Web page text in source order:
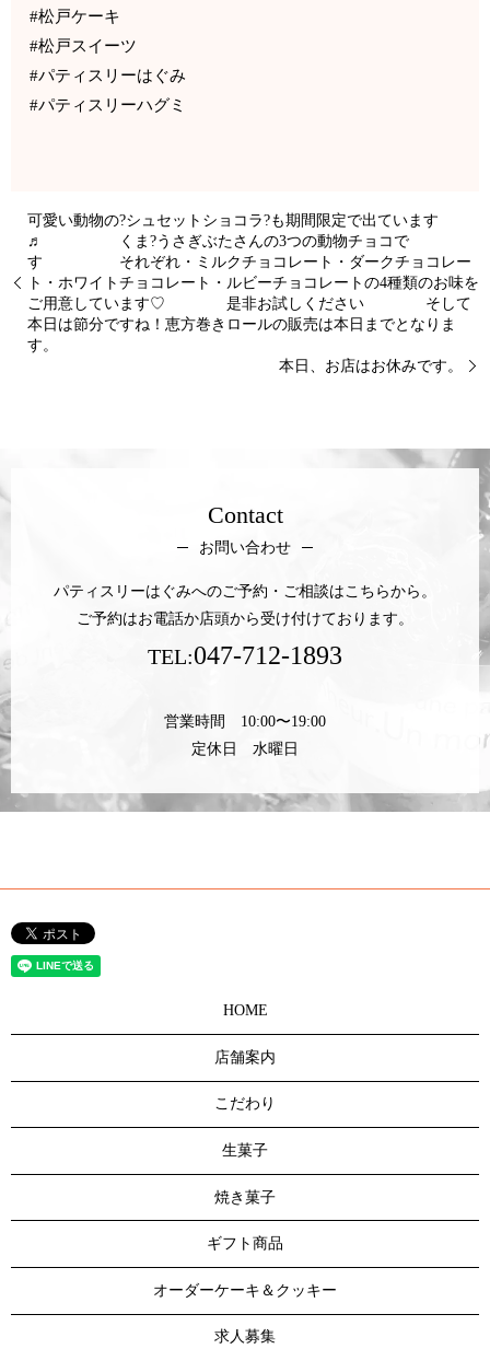
#松戸ケーキ
#松戸スイーツ
#パティスリーはぐみ
#パティスリーハグミ
可愛い動物の?シュセットショコラ?も期間限定で出ています
♬ くま?うさぎぶたさんの3つの動物チョコで
す それぞれ・ミルクチョコレート・ダークチョコレー
ト・ホワイトチョコレート・ルビーチョコレートの4種類のお味を
ご用意しています♡ 是非お試しください そして
本日は節分ですね！恵方巻きロールの販売は本日までとなりま
す。
本日、お店はお休みです。
Contact
お問い合わせ
パティスリーはぐみへのご予約・ご相談はこちらから。
ご予約はお電話か店頭から受け付けております。
TEL:047-712-1893
営業時間 10:00〜19:00
定休日 水曜日
HOME
店舗案内
こだわり
生菓子
焼き菓子
ギフト商品
オーダーケーキ＆クッキー
求人募集